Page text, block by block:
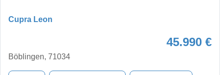
Cupra Leon
45.990 €
Böblingen, 71034